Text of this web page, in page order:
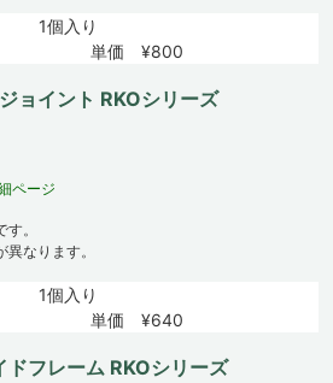
1個入り
単価 ¥800
ョイント RKOシリーズ
ページ
。
なります。
1個入り
単価 ¥640
ドフレーム RKOシリーズ